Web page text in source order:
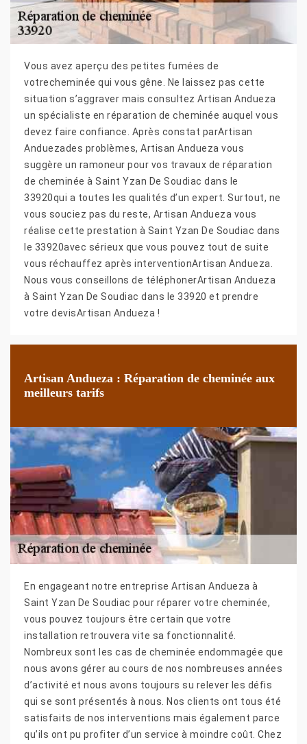
Vous avez aperçu des petites fumées de
votrecheminée qui vous gêne. Ne laissez pas cette
situation s’aggraver mais consultez Artisan Andueza
un spécialiste en réparation de cheminée auquel vous
devez faire confiance. Après constat parArtisan
Anduezades problèmes, Artisan Andueza vous
suggère un ramoneur pour vos travaux de réparation
de cheminée à Saint Yzan De Soudiac dans le
33920qui a toutes les qualités d’un expert. Surtout, ne
vous souciez pas du reste, Artisan Andueza vous
réalise cette prestation à Saint Yzan De Soudiac dans
le 33920avec sérieux que vous pouvez tout de suite
vous réchauffez après interventionArtisan Andueza.
Nous vous conseillons de téléphonerArtisan Andueza
à Saint Yzan De Soudiac dans le 33920 et prendre
votre devisArtisan Andueza !
Artisan Andueza : Réparation de cheminée aux
meilleurs tarifs
En engageant notre entreprise Artisan Andueza à
Saint Yzan De Soudiac pour réparer votre cheminée,
vous pouvez toujours être certain que votre
installation retrouvera vite sa fonctionnalité.
Nombreux sont les cas de cheminée endommagée que
nous avons gérer au cours de nos nombreuses années
d’activité et nous avons toujours su relever les défis
qui se sont présentés à nous. Nos clients ont tous été
satisfaits de nos interventions mais également parce
qu’ils ont pu profiter d’un service à moindre coût. Chez